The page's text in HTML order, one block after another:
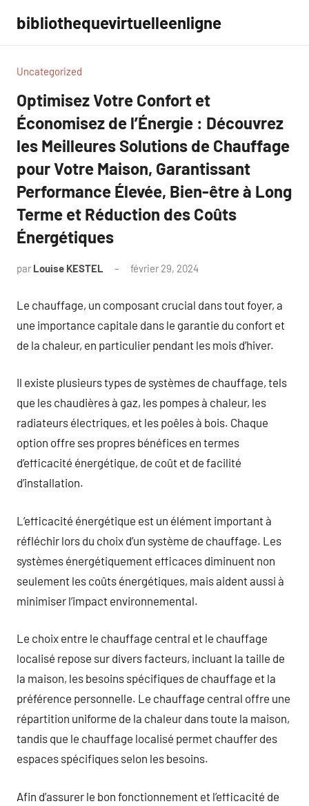
contenu
bibliothequevirtuelleenligne
Uncategorized
Optimisez Votre Confort et
Économisez de l’Énergie : Découvrez
les Meilleures Solutions de Chauffage
pour Votre Maison, Garantissant
Performance Élevée, Bien-être à Long
Terme et Réduction des Coûts
Énergétiques
par Louise KESTEL février 29, 2024
Le chauffage, un composant crucial dans tout foyer, a
une importance capitale dans le garantie du confort et
de la chaleur, en particulier pendant les mois d’hiver.
Il existe plusieurs types de systèmes de chauffage, tels
que les chaudières à gaz, les pompes à chaleur, les
radiateurs électriques, et les poêles à bois. Chaque
option offre ses propres bénéfices en termes
d’efficacité énergétique, de coût et de facilité
d’installation.
L’efficacité énergétique est un élément important à
réfléchir lors du choix d’un système de chauffage. Les
systèmes énergétiquement efficaces diminuent non
seulement les coûts énergétiques, mais aident aussi à
minimiser l’impact environnemental.
Le choix entre le chauffage central et le chauffage
localisé repose sur divers facteurs, incluant la taille de
la maison, les besoins spécifiques de chauffage et la
préférence personnelle. Le chauffage central offre une
répartition uniforme de la chaleur dans toute la maison,
tandis que le chauffage localisé permet chauffer des
espaces spécifiques selon les besoins.
Afin d’assurer le bon fonctionnement et l’efficacité de